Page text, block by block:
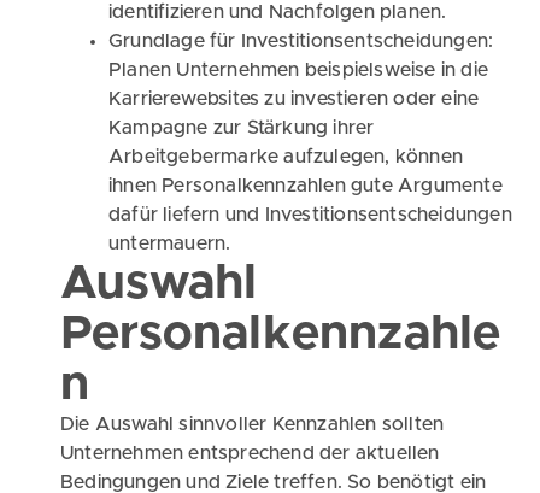
identifizieren und Nachfolgen planen.
Grundlage für Investitionsentscheidungen:
Planen Unternehmen beispielsweise in die
Karrierewebsites zu investieren oder eine
Kampagne zur Stärkung ihrer
Arbeitgebermarke aufzulegen, können
ihnen Personalkennzahlen gute Argumente
dafür liefern und Investitionsentscheidungen
untermauern.
Auswahl
Personalkennzahle
n
Die Auswahl sinnvoller Kennzahlen sollten
Unternehmen entsprechend der aktuellen
Bedingungen und Ziele treffen. So benötigt ein